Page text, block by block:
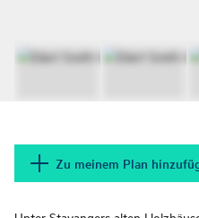
Zu meinem Plan